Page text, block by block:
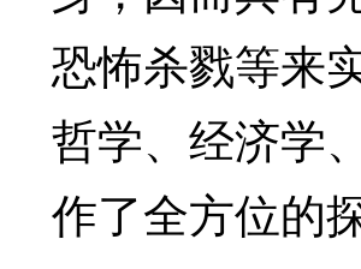
恐怖杀戮等来
哲学、经济学
作了全方位的